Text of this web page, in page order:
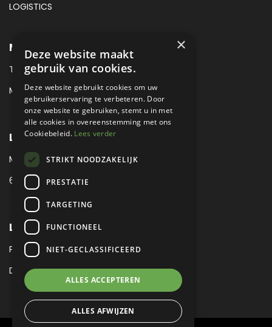
LOGISTICS
METROPOLE SALES CONTACT
TEL:+31 (0) 88 425 94 00
MAIL:SALES@METROPOLE.NL
LOCATIE
MEUBELLAAN 1 / VIA ENZO FERRARI
6651 KV DRUTEN / THE NETHERLANDS
LEGAL
PRIVACY VERKLARING
DISCLAIMER|SITEMAP
×
Deze website maakt
gebruik van cookies.
Deze website gebruikt cookies om uw
gebruikerservaring te verbeteren. Door
onze website te gebruiken, stemt u in met
alle cookies in overeenstemming met ons
Cookiebeleid. Lees verder
STRIKT NOODZAKELIJK
PRESTATIE
TARGETING
FUNCTIONEEL
NIET-GECLASSIFICEERD
ALLES ACCEPTEREN
ALLES AFWIJZEN